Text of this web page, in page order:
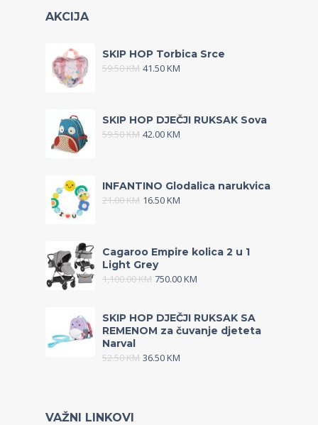
AKCIJA
SKIP HOP Torbica Srce
59.50KM 41.50KM
SKIP HOP DJEČJI RUKSAK Sova
59.50KM 42.00KM
INFANTINO Glodalica narukvica
21.00KM 16.50KM
Cagaroo Empire kolica 2 u 1
Light Grey
1,100.00KM 750.00KM
SKIP HOP DJEČJI RUKSAK SA
REMENOM za čuvanje djeteta
Narval
52.50KM 36.50KM
VAŽNI LINKOVI